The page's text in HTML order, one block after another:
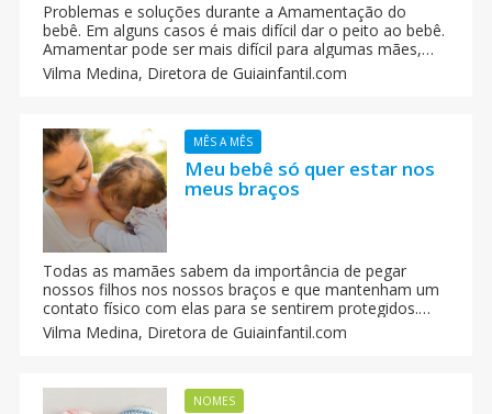
Problemas e soluções durante a Amamentação do
bebê. Em alguns casos é mais difícil dar o peito ao bebê.
Amamentar pode ser mais difícil para algumas mães,
mas não impossível. Não se deve deixar espaço para o
desespero. Tem que insistir e não desistir jamais. É
Vilma Medina, Diretora de Guiainfantil.com
MÊS A MÊS
Meu bebê só quer estar nos
meus braços
Todas as mamães sabem da importância de pegar
nossos filhos nos nossos braços e que mantenham um
contato físico com elas para se sentirem protegidos.
Descubra porque é que o seu bebé só quer colo. O que
pode acontecer que o nosso filho se acostume a ficar
que a gente o pegue nos braços?
Vilma Medina, Diretora de Guiainfantil.com
NOMES